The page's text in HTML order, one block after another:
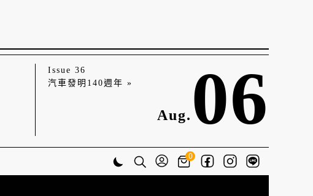
Issue 36
汽車發明140週年 »
Aug. 06
0